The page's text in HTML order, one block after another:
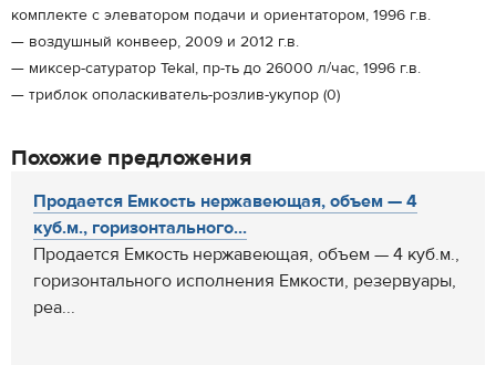
комплекте с элеватором подачи и ориентатором, 1996 г.в.
— воздушный конвеер, 2009 и 2012 г.в.
— миксер-сатуратор Tekal, пр-ть до 26000 л/час, 1996 г.в.
— триблок ополаскиватель-розлив-укупор (0)
Похожие предложения
Продается Емкость нержавеющая, объем — 4
куб.м., горизонтального...
Продается Емкость нержавеющая, объем — 4 куб.м.,
горизонтального исполнения Емкости, резервуары,
реа...